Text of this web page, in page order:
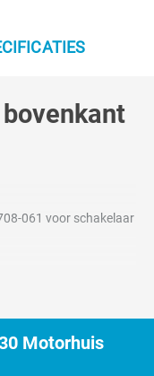
061 voor schakelaar
Motorhuis